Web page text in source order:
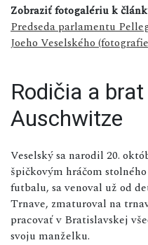
Zobraziť fotogalériu k
Predseda parlamentu
Joeho Veselského
Rodičia a
Auschwitze
Veselský sa narodil 20.
špičkovým hráčom
futbalu, sa venoval už od
Trnave, zmaturoval na
pracovať v Bratislavskej
svoju manželku.